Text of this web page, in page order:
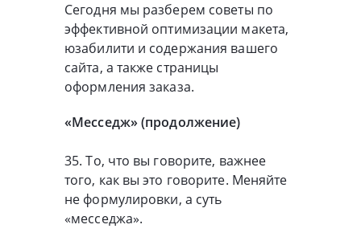
Сегодня мы разберем советы по
эффективной оптимизации макета,
юзабилити и содержания вашего
сайта, а также страницы
оформления заказа.
«Месседж» (продолжение)
35. То, что вы говорите, важнее
того, как вы это говорите. Меняйте
не формулировки, а суть
«месседжа».